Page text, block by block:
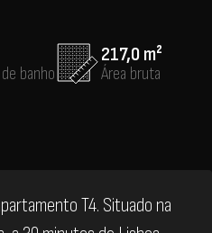
banho
217,0 m²
Área bruta
T4. Situado na